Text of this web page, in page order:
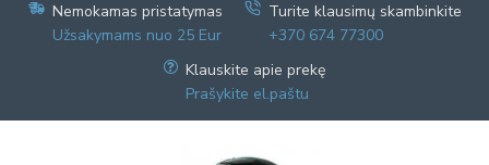
Nemokamas pristatymas
Užsakymams nuo 25 Eur
Turite klausimų skambinkite
+370 674 77300
Klauskite apie prekę
Prašykite el.paštu